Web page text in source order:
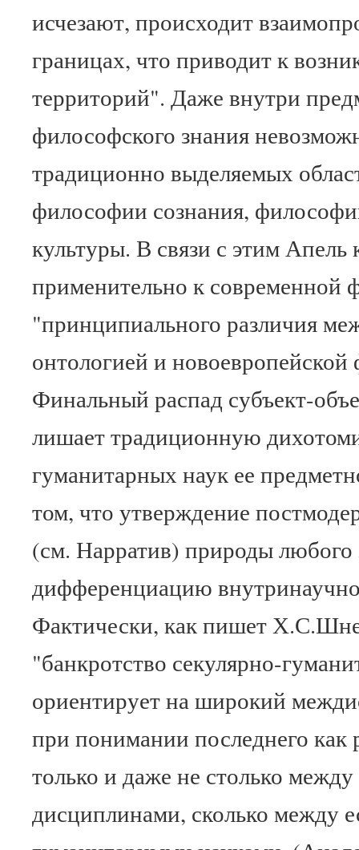
исчезают, происходит
границах, что приводит к
территорий". Даже внутри
философского знания
традиционно выделяемых
философии сознания,
культуры. В связи с этим Апель
применительно к современной
"принципиального различия
онтологией и
Финальный распад субъект-
лишает традиционную
гуманитарных наук ее
том, что утверждение
(см. Нарратив) природы любого
дифференциацию
Фактически, как пишет
"банкротство секулярно-
ориентирует на широкий
при понимании последнего как
только и даже не столько
дисциплинами, сколько между